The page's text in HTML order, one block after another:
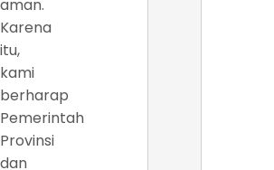
aman.
Karena
itu,
kami
berharap
Pemerintah
Provinsi
dan